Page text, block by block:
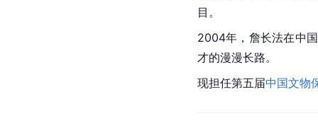
目。
2004年，詹长法在中
才的漫漫长路。
现担任第五届中国文物